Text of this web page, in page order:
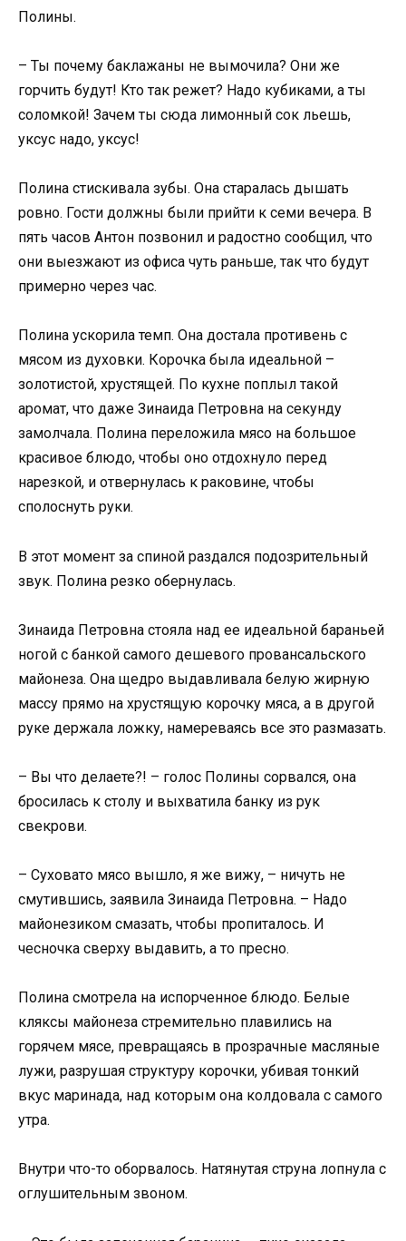
Полины.
– Ты почему баклажаны не вымочила? Они же
горчить будут! Кто так режет? Надо кубиками, а ты
соломкой! Зачем ты сюда лимонный сок льешь,
уксус надо, уксус!
Полина стискивала зубы. Она старалась дышать
ровно. Гости должны были прийти к семи вечера. В
пять часов Антон позвонил и радостно сообщил, что
они выезжают из офиса чуть раньше, так что будут
примерно через час.
Полина ускорила темп. Она достала противень с
мясом из духовки. Корочка была идеальной –
золотистой, хрустящей. По кухне поплыл такой
аромат, что даже Зинаида Петровна на секунду
замолчала. Полина переложила мясо на большое
красивое блюдо, чтобы оно отдохнуло перед
нарезкой, и отвернулась к раковине, чтобы
сполоснуть руки.
В этот момент за спиной раздался подозрительный
звук. Полина резко обернулась.
Зинаида Петровна стояла над ее идеальной бараньей
ногой с банкой самого дешевого провансальского
майонеза. Она щедро выдавливала белую жирную
массу прямо на хрустящую корочку мяса, а в другой
руке держала ложку, намереваясь все это размазать.
– Вы что делаете?! – голос Полины сорвался, она
бросилась к столу и выхватила банку из рук
свекрови.
– Суховато мясо вышло, я же вижу, – ничуть не
смутившись, заявила Зинаида Петровна. – Надо
майонезиком смазать, чтобы пропиталось. И
чесночка сверху выдавить, а то пресно.
Полина смотрела на испорченное блюдо. Белые
кляксы майонеза стремительно плавились на
горячем мясе, превращаясь в прозрачные масляные
лужи, разрушая структуру корочки, убивая тонкий
вкус маринада, над которым она колдовала с самого
утра.
Внутри что-то оборвалось. Натянутая струна лопнула с
оглушительным звоном.